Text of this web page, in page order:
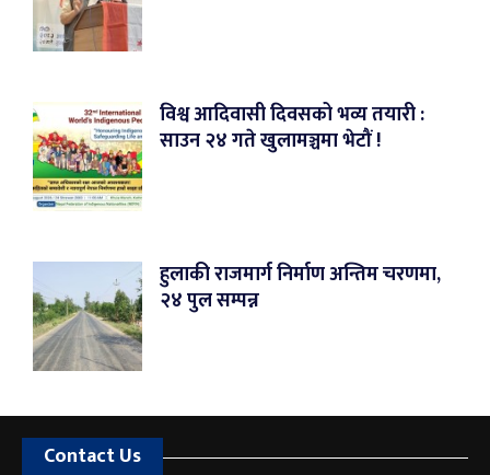
विश्व आदिवासी दिवसको भव्य तयारी :
साउन २४ गते खुलामञ्चमा भेटौं !
हुलाकी राजमार्ग निर्माण अन्तिम चरणमा,
२४ पुल सम्पन्न
Contact Us